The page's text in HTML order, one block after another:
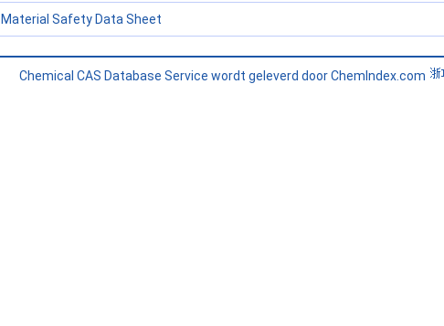
Material Safety Data Sheet
Chemical CAS Database Service wordt geleverd door ChemIndex.com